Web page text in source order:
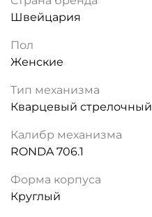
Швейцария
Пол
Женские
Тип механизма
Кварцевый стрелочный
Калибр механизма
RONDA 706.1
Форма корпуса
Круглый